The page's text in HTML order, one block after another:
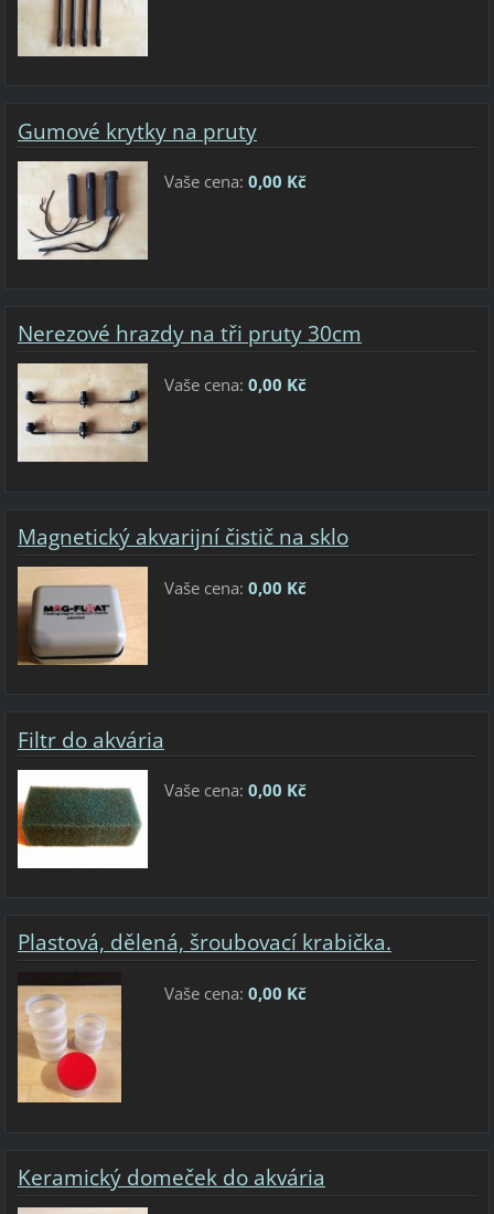
Gumové krytky na pruty
Vaše cena: 0,00 Kč
Nerezové hrazdy na tři pruty 30cm
Vaše cena: 0,00 Kč
Magnetický akvarijní čistič na sklo
Vaše cena: 0,00 Kč
Filtr do akvária
Vaše cena: 0,00 Kč
Plastová, dělená, šroubovací krabička.
Vaše cena: 0,00 Kč
Keramický domeček do akvária